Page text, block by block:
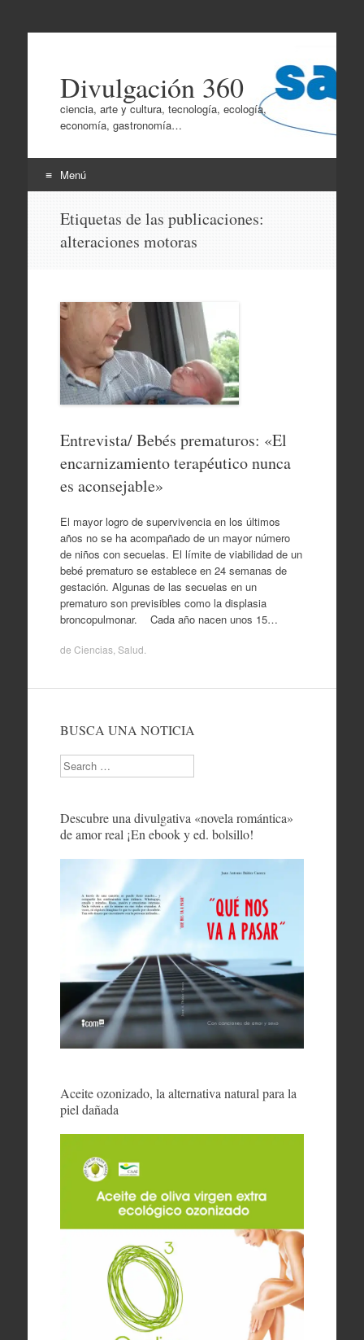
Divulgación 360
ciencia, arte y cultura, tecnología, ecología,
economía, gastronomía…
Menú
contenido
Etiquetas de las publicaciones:
alteraciones motoras
Entrevista/ Bebés prematuros: «El
encarnizamiento terapéutico nunca
es aconsejable»
El mayor logro de supervivencia en los últimos
años no se ha acompañado de un mayor número
de niños con secuelas. El límite de viabilidad de un
bebé prematuro se establece en 24 semanas de
gestación. Algunas de las secuelas en un
prematuro son previsibles como la displasia
broncopulmonar. Cada año nacen unos 15…
de Ciencias, Salud
BUSCA UNA NOTICIA
Search
Descubre una divulgativa «novela romántica»
de amor real ¡En ebook y ed. bolsillo!
Aceite ozonizado, la alternativa natural para la
piel dañada